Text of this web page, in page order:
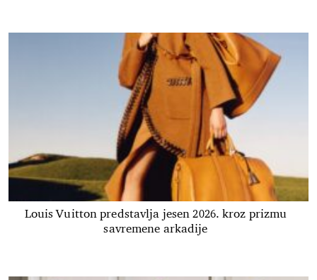
Louis Vuitton predstavlja jesen 2026. kroz prizmu
savremene arkadije